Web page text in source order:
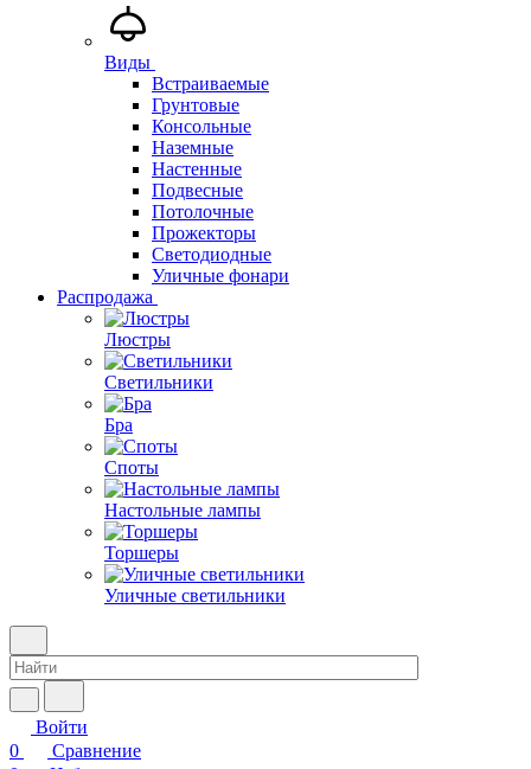
Виды
Встраиваемые
Грунтовые
Консольные
Наземные
Настенные
Подвесные
Потолочные
Прожекторы
Светодиодные
Уличные фонари
Распродажа
Люстры
Светильники
Бра
Споты
Настольные лампы
Торшеры
Уличные светильники
Войти
0
Сравнение